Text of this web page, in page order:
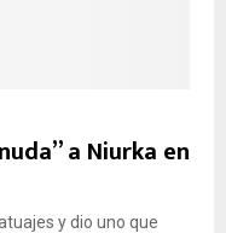
a Niurka en
y dio uno que